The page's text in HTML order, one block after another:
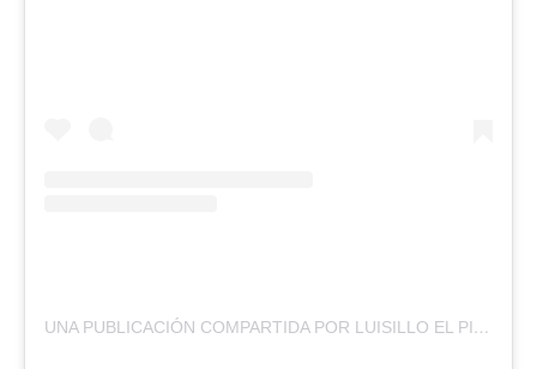
UNA PUBLICACIÓN COMPARTIDA POR LUISILLO EL PILLO (@LUISITOCOMUNICA)